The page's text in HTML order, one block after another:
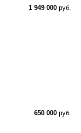
1 949 000 руб.
650 000 руб.